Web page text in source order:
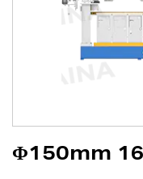
Φ150mm